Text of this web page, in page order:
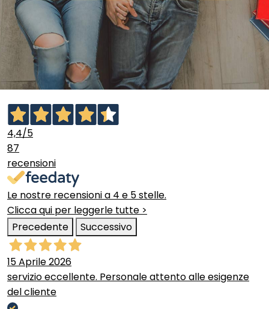
4,4/5
87
recensioni
Le nostre recensioni a 4 e 5 stelle.
Clicca qui per leggerle tutte >
Precedente
Successivo
15 Aprile 2026
servizio eccellente. Personale attento alle esigenze
del cliente